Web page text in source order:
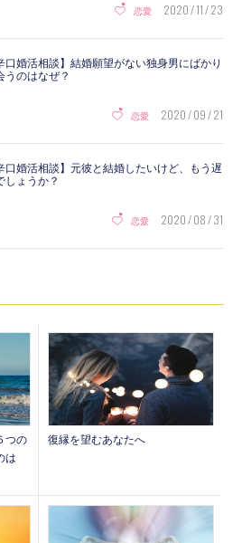
恋愛 2020 / 11 / 23
口婚活相談】結婚願望がない独身男にばかり
うのはなぜ？
恋愛 2020 / 09 / 21
口婚活相談】元彼と結婚したいけど、もう遅
しょうか？
恋愛 2020 / 08 / 31
つの
は
復縁を望むあなたへ